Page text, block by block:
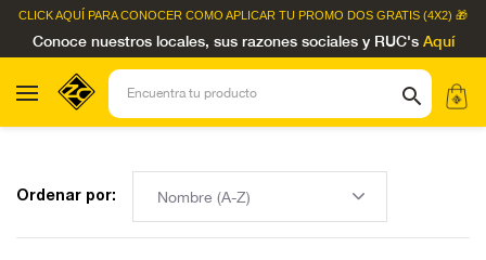
CLICK AQUÍ PARA CONOCER COMO APLICAR TU PROMO DOS GRATIS (4X2) 🎁
Conoce nuestros locales, sus razones sociales y RUC's Aquí
Ordenar por: